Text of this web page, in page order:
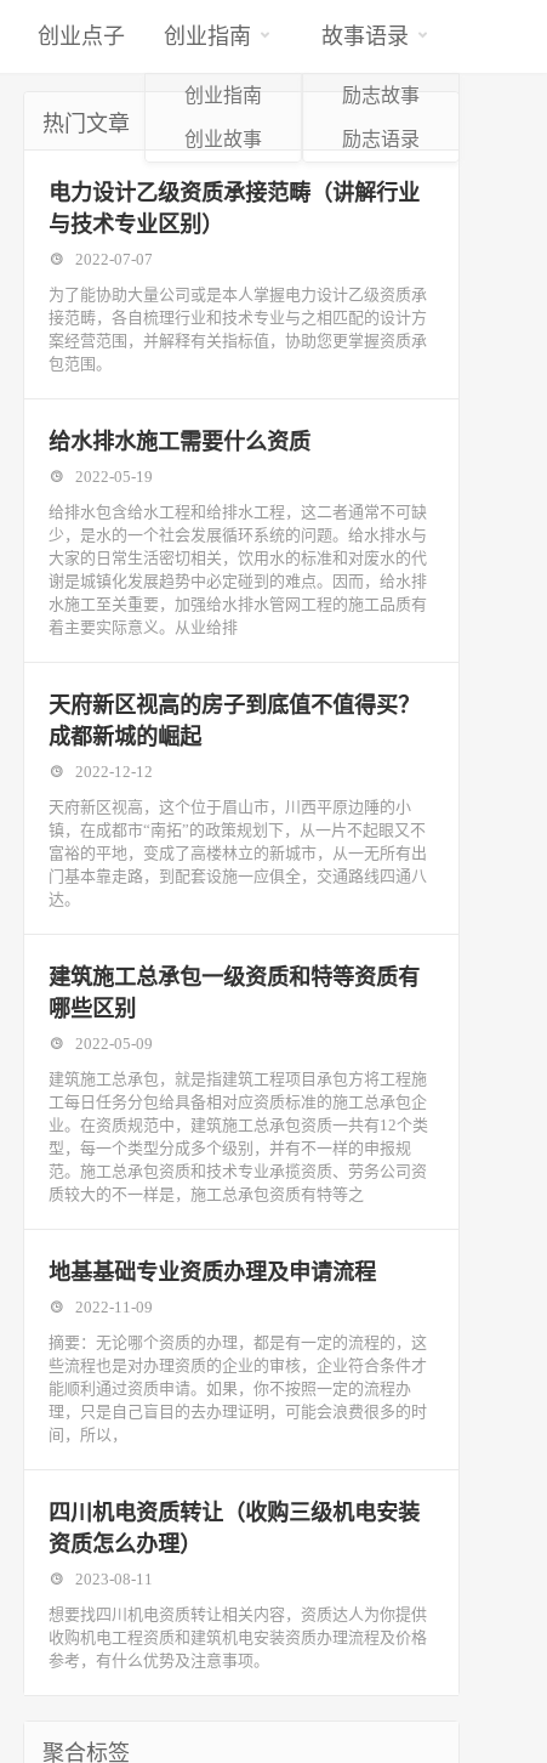
创业点子 创业指南
创业指南
创业故事
故事语录
励志故事
励志语录
热门文章
电力设计乙级资质承接范畴（讲解行业
与技术专业区别）
2022-07-07
为了能协助大量公司或是本人掌握电力设计乙级资质承
接范畴，各自梳理行业和技术专业与之相匹配的设计方
案经营范围，并解释有关指标值，协助您更掌握资质承
包范围。
给水排水施工需要什么资质
2022-05-19
给排水包含给水工程和给排水工程，这二者通常不可缺
少，是水的一个社会发展循环系统的问题。给水排水与
大家的日常生活密切相关，饮用水的标准和对废水的代
谢是城镇化发展趋势中必定碰到的难点。因而，给水排
水施工至关重要，加强给水排水管网工程的施工品质有
着主要实际意义。从业给排
天府新区视高的房子到底值不值得买？
成都新城的崛起
2022-12-12
天府新区视高，这个位于眉山市，川西平原边陲的小
镇，在成都市“南拓”的政策规划下，从一片不起眼又不
富裕的平地，变成了高楼林立的新城市，从一无所有出
门基本靠走路，到配套设施一应俱全，交通路线四通八
达。
建筑施工总承包一级资质和特等资质有
哪些区别
2022-05-09
建筑施工总承包，就是指建筑工程项目承包方将工程施
工每日任务分包给具备相对应资质标准的施工总承包企
业。在资质规范中，建筑施工总承包资质一共有12个类
型，每一个类型分成多个级别，并有不一样的申报规
范。施工总承包资质和技术专业承揽资质、劳务公司资
质较大的不一样是，施工总承包资质有特等之
地基基础专业资质办理及申请流程
2022-11-09
摘要：无论哪个资质的办理，都是有一定的流程的，这
些流程也是对办理资质的企业的审核，企业符合条件才
能顺利通过资质申请。如果，你不按照一定的流程办
理，只是自己盲目的去办理证明，可能会浪费很多的时
间，所以，
四川机电资质转让（收购三级机电安装
资质怎么办理）
2023-08-11
想要找四川机电资质转让相关内容，资质达人为你提供
收购机电工程资质和建筑机电安装资质办理流程及价格
参考，有什么优势及注意事项。
聚合标签